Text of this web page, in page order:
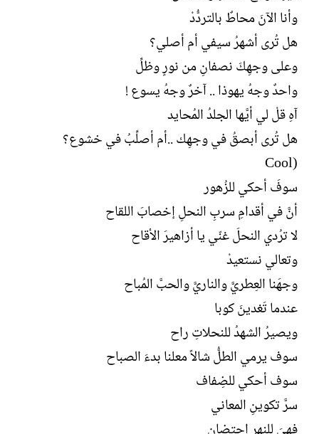
وأنا الآنَ محاطٌ بالتردُّدْ
هل تُرى أشهرُ سيفي أم أصلي؟
وعلى وجهِكَ نصفانِ من نورٍ وظلِّ
واحدٌ وجهُ يهوذا .. آخرٌ وجهُ يسوع !
آهِ قلْ لي أيَّها الجلدُ المُحايد
هل تُرى أبصقُ في وجهِك ..أم أصلِّبُ في خشوع؟
(Cool
سوفَ أحكي للزُهور
أنَّ في أقدامِ سربِ النحلِ إخصابَ اللقاح
لا ترُدي النحلَ غنّي يا أزاهيرَ الأقاح
وتعالي نستعيدْ
وجهَنا العِطريَّ والناريَّ والحبَّ المُباح
عندما تَغدينَ كوبا
ويصيرُ الشهدُ للنحلاتِ راح
سوف يرمي الطلُّ شالاً معلنا بدءَ الصباح
سوف أحكي للضِفاف
سرَّ تكوينِ المعاني